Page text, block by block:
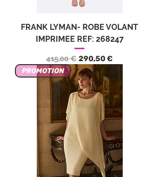
FRANK LYMAN- ROBE VOLANT
IMPRIMEE REF: 268247
Обычная цена
415,00 € Цена со скидкой
290,50 €
PROMOTION